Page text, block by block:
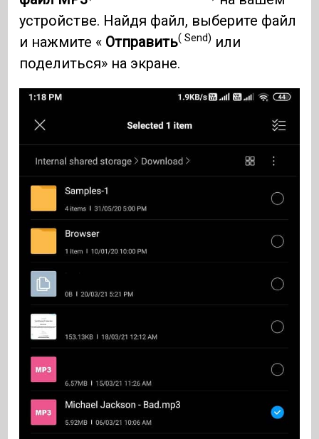
устройстве. Найдя файл, выберите файл
и нажмите « Отправить( Send) или
поделиться» на экране.